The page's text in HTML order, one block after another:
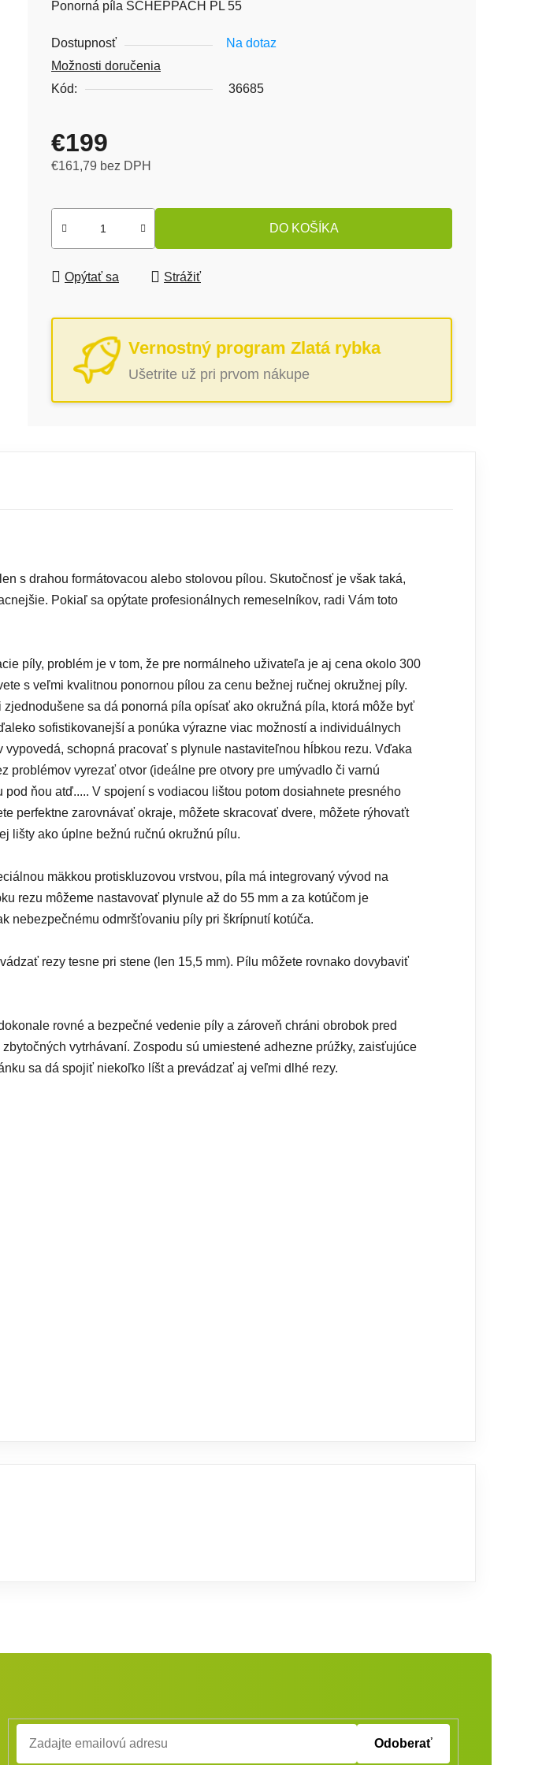
Ponorná píla SCHEPPACH PL 55
Dostupnosť
Na dotaz
Možnosti doručenia
Kód:
36685
€199
€161,79 bez DPH
DO KOŠÍKA
Opýtať sa Strážiť
Vernostný program Zlatá rybka
Ušetrite už pri prvom nákupe
s drahou formátovacou alebo stolovou pílou. Skutočnosť je však taká,
Pokiaľ sa opýtate profesionálnych remeselníkov, radi Vám toto
píly, problém je v tom, že pre normálneho uživateľa je aj cena okolo 300
s veľmi kvalitnou ponornou pílou za cenu bežnej ručnej okružnej píly.
sa dá ponorná píla opísať ako okružná píla, ktorá môže byť
sofistikovanejší a ponúka výrazne viac možností a individuálnych
schopná pracovať s plynule nastaviteľnou hĺbkou rezu. Vďaka
problémov vyrezať otvor (ideálne pre otvory pre umývadlo či varnú
ňou atď..... V spojení s vodiacou lištou potom dosiahnete presného
perfektne zarovnávať okraje, môžete skracovať dvere, môžete rýhovaťt
lišty ako úplne bežnú ručnú okružnú pílu.
mäkkou protiskluzovou vrstvou, píla má integrovaný vývod na
rezu môžeme nastavovať plynule až do 55 mm a za kotúčom je
nebezpečnému odmršťovaniu píly pri škrípnutí kotúča.
rezy tesne pri stene (len 15,5 mm). Pílu môžete rovnako dovybaviť
rovné a bezpečné vedenie píly a zároveň chráni obrobok pred
vytrhávaní. Zospodu sú umiestené adhezne prúžky, zaisťujúce
sa dá spojiť niekoľko líšt a prevádzať aj veľmi dlhé rezy.
Odoberať